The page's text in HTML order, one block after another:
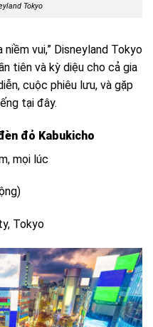
Tokyo
vui,” Disneyland Tokyo
tiên và kỳ diệu cho cả gia
cuộc phiêu lưu, và gặp
tại đây.
đỏ Kabukicho
mọi lúc
Tokyo